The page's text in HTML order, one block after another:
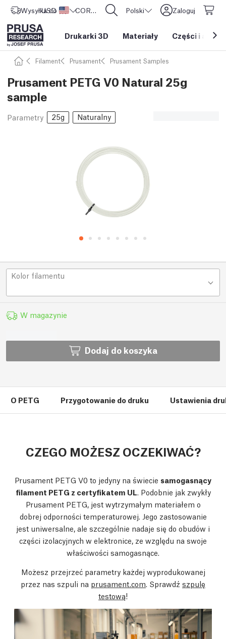
Wysyłka do Stany Zjednoczone
USD ($) CORE One L: Już w sprzedaży! Polski Zaloguj
Drukarki 3D Materiały Części i
Filament Prusament Prusament Samples
Prusament PETG V0 Natural 25g
sample
Parametry 25g Naturalny
Kolor filamentu
W magazynie
Dodaj do koszyka
O PETG Przygotowanie do druku Ustawienia
CZEGO MOŻESZ OCZEKIWAĆ?
Prusament PETG V0 to jedyny na świecie samogasnący
filament PETG z certyfikatem UL. Podobnie jak zwykły
Prusament PETG, jest wytrzymałym materiałem o
dobrej odporności temperaturowej. Jego zastosowanie
jest uniwersalne, ale szczególnie nadaje się do obudów i
części izolacyjnych w elektronice, ze względu na swoje
właściwości samogasnące.
Możesz przejrzeć parametry każdej wyprodukowanej
przez nas szpuli na prusament.com. Sprawdź szpulę
testową!